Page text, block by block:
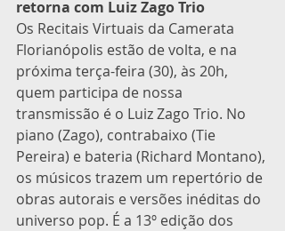
retorna com Luiz Zago Trio
Os Recitais Virtuais da Camerata
Florianópolis estão de volta, e na
próxima terça-feira (30), às 20h,
quem participa de nossa
transmissão é o Luiz Zago Trio. No
piano (Zago), contrabaixo (Tie
Pereira) e bateria (Richard Montano),
os músicos trazem um repertório de
obras autorais e versões inéditas do
universo pop. É a 13º edição dos